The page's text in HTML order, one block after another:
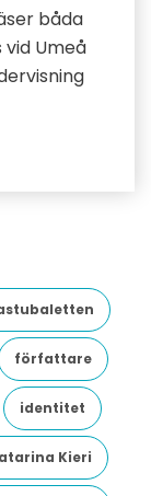
båda
vid Umeå
författare
identitet
Kieri